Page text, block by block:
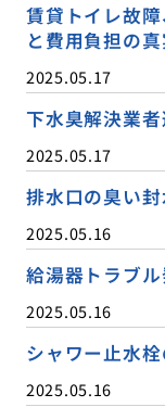
賃貸トイレ故
と費用負担の
2025.05.17
下水臭解決業
2025.05.17
排水口の臭い
2025.05.16
給湯器トラブ
2025.05.16
シャワー止水
2025.05.16